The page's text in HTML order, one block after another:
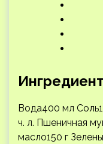
Вода400 мл
ч. л. Пшеничная
масло150 г